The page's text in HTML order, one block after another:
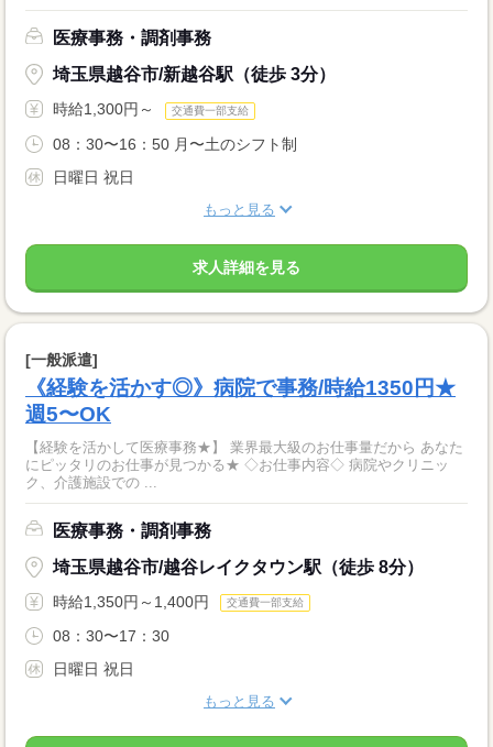
医療事務・調剤事務
埼玉県越谷市/新越谷駅（徒歩 3分）
時給1,300円～ 交通費一部支給
08：30〜16：50 月〜土のシフト制
日曜日 祝日
もっと見る
求人詳細を見る
[一般派遣]
《経験を活かす◎》病院で事務/時給1350円★
週5〜OK
【経験を活かして医療事務★】 業界最大級のお仕事量だから あなた
にピッタリのお仕事が見つかる★ ◇お仕事内容◇ 病院やクリニッ
ク、介護施設での ...
医療事務・調剤事務
埼玉県越谷市/越谷レイクタウン駅（徒歩 8分）
時給1,350円～1,400円 交通費一部支給
08：30〜17：30
日曜日 祝日
もっと見る